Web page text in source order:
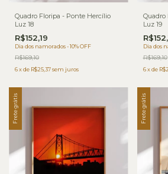
Quadro Floripa - Ponte Hercílio
Luz 18
R$152,19
Dia dos namorados - 10% OFF
R$169,10
6xde R$25,37sem juros
Quadro
Luz 19
Dia dos
R$169,10
6 xde
Frete grátis Frete grátis